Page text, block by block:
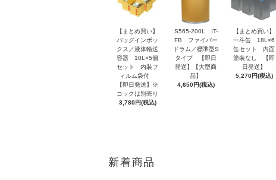
【まとめ買い】
バッグインボッ
クス／液体輸送
容器 10L×5個
セット 内装フ
ィルム袋付
【即日発送】※
コックは別売り
3,780円(税込)
S565-200L IT-
FB ファイバー
ドラム／標準型S
タイプ 【即日
発送】【大型商
品】
4,650円(税込)
【まとめ買い】
一斗缶 18L×6
缶セット 内面
塗装なし 【即
日発送】
5,270円(税込)
新着商品